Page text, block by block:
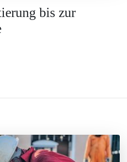
bis zur